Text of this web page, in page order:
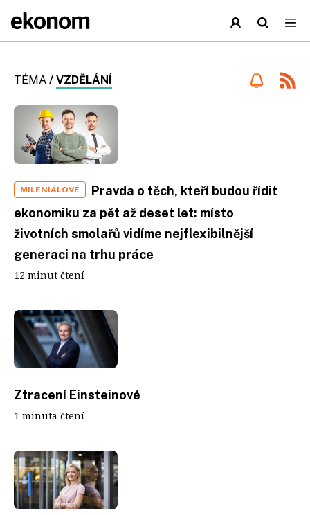
TÉMA / VZDĚLÁNÍ
MILENIÁLOVÉ
Pravda o těch, kteří budou řídit
ekonomiku za pět až deset let: místo
životních smolařů vidíme nejflexibilnější
generaci na trhu práce
12 minut čtení
Ztracení Einsteinové
1 minuta čtení